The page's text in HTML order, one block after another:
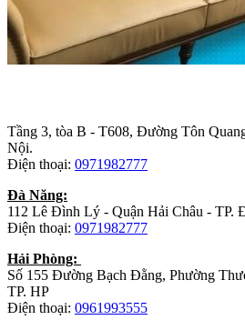
Tầng 3, tòa B - T608, Đường Tôn
Nội.
Điện thoại: 0971982777
Đà Năng:
112 Lê Đình Lý - Quận Hải Châu - TP.
Điện thoại: 0971982777
Hải Phòng:
Số 155 Đường Bạch Đằng, Phường
TP. HP
Điện thoại: 0961993555